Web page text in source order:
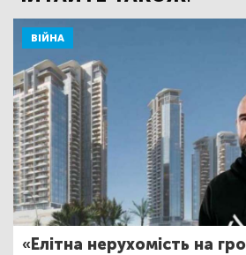
ВІЙНА
«Елітна нерухомість на